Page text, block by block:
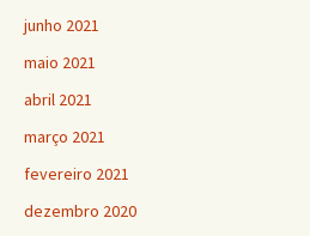
junho 2021
maio 2021
abril 2021
março 2021
fevereiro 2021
dezembro 2020